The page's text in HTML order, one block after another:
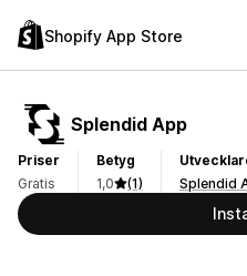
Shopify App Store
Splendid App
Priser
Gratis
Betyg
1,0
(1)
Splendid